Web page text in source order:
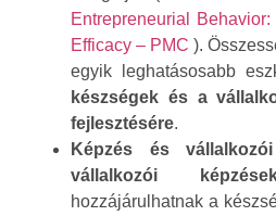
Entrepreneurial
Efficacy – PMC ).
egyik leghatásosabb
készségek és a
fejlesztésére.
Képzés és
vállalkozói
hozzájárulhatnak a